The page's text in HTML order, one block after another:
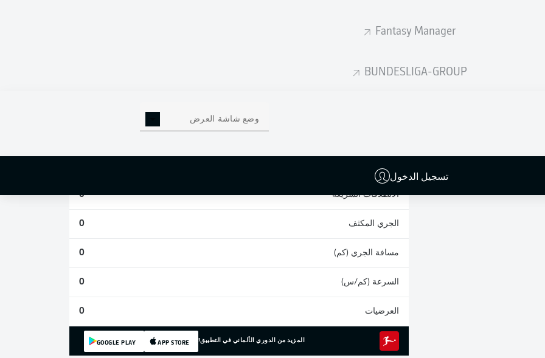
Fantasy Manager
BUNDESLIGA-GROUP
وضع شاشة العرض
تسجيل الدخول
إحصائيات موسم 2026/2027
الانطلاقات السريعة 0
الجري المكثف 0
مسافة الجري (كم) 0
السرعة (كم/س) 0
العرضيات 0
المزيد من الدوري الألماني في التطبيق! APP STORE
GOOGLE PLAY